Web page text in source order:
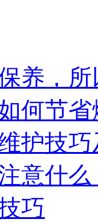
养，
何节省
护技
意什么
巧